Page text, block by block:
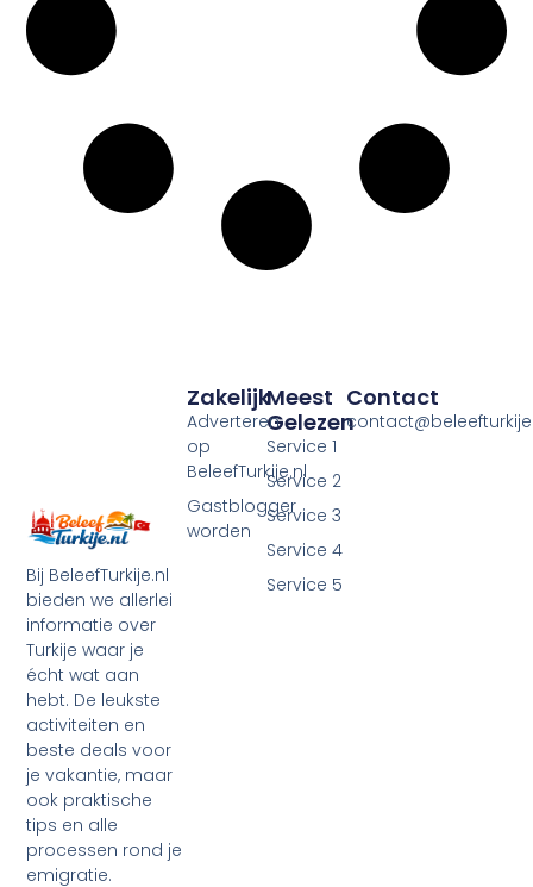
Bij BeleefTurkije.nl
bieden we allerlei
informatie over
Turkije waar je
écht wat aan
hebt. De leukste
activiteiten en
beste deals voor
je vakantie, maar
ook praktische
tips en alle
processen rond je
emigratie.
Meest
Gelezen
Service 1
Service 2
Service 3
Service 4
Service 5
Zakelijk
Adverteren
op
BeleefTurkije.nl
Gastblogger
worden
Contact